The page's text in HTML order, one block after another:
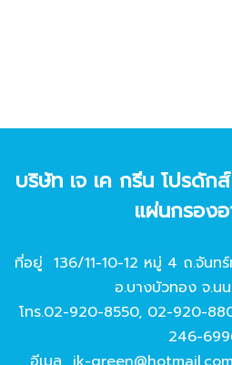
บริษัท เจ เค กรีน โปรดัก
แผ่นกรอง
ที่อยู่ 136/11-10-12 หมู่ 4 ถ.จันท
อ.บางบัวทอง จ.นน
โทร.02-920-8550, 02-920-
246-